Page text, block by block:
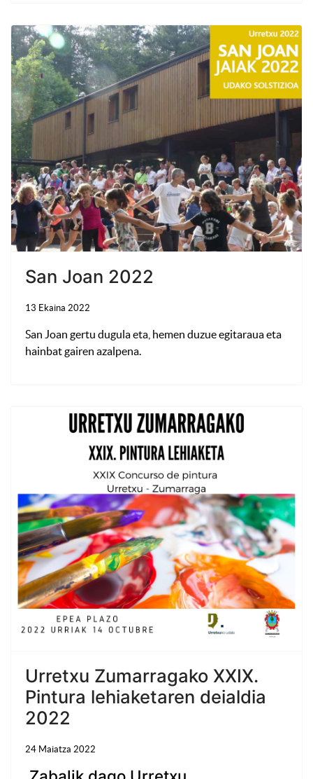
San Joan 2022
13 Ekaina 2022
San Joan gertu dugula eta, hemen duzue egitaraua eta
hainbat gairen azalpena.
Urretxu Zumarragako XXIX.
Pintura lehiaketaren deialdia
2022
24 Maiatza 2022